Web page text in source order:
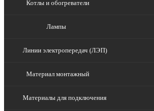
Котлы и обогреватели
Лампы
Линии электропередач (ЛЭП)
Материал монтажный
Материалы для подключения